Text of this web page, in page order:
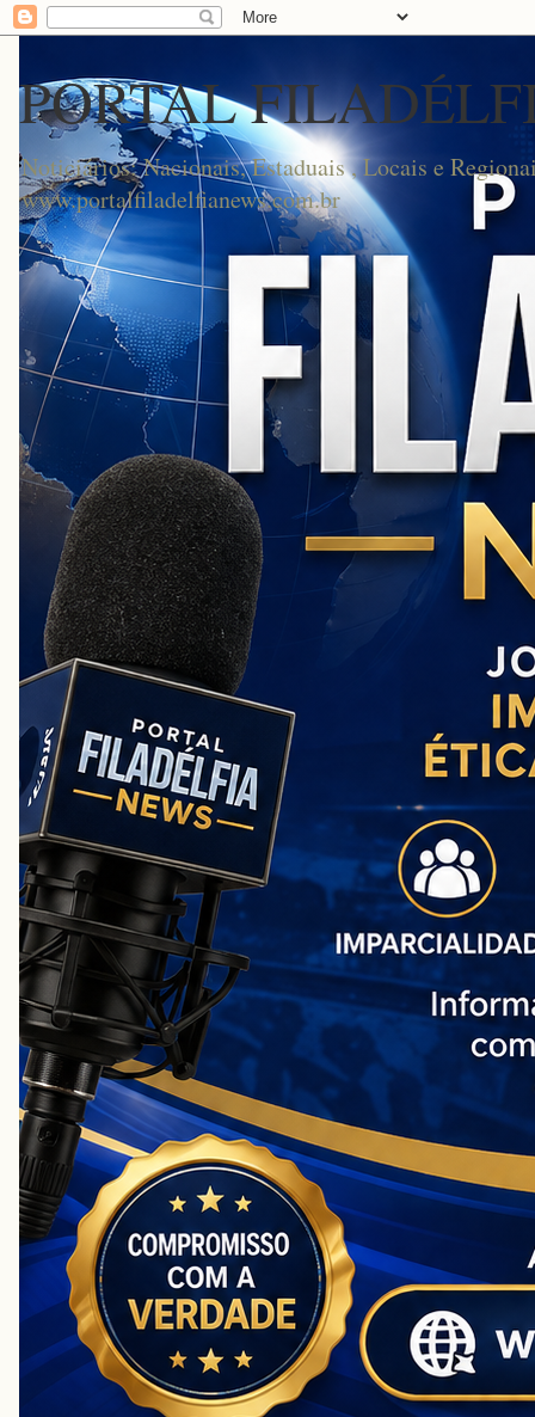
PORTAL
Noticiários: Nacionais, Estaduais , Locais e
www.portalfiladelfianews.com.br